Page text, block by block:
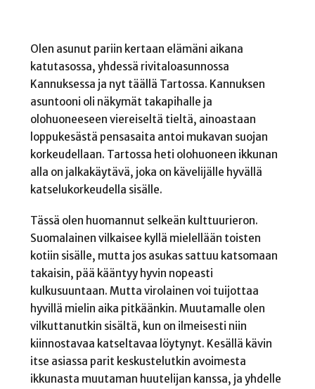
Olen asunut pariin kertaan elämäni aikana
katutasossa, yhdessä rivitaloasunnossa
Kannuksessa ja nyt täällä Tartossa. Kannuksen
asuntooni oli näkymät takapihalle ja
olohuoneeseen viereiseltä tieltä, ainoastaan
loppukesästä pensasaita antoi mukavan suojan
korkeudellaan. Tartossa heti olohuoneen ikkunan
alla on jalkakäytävä, joka on kävelijälle hyvällä
katselukorkeudella sisälle.
Tässä olen huomannut selkeän kulttuurieron.
Suomalainen vilkaisee kyllä mielellään toisten
kotiin sisälle, mutta jos asukas sattuu katsomaan
takaisin, pää kääntyy hyvin nopeasti
kulkusuuntaan. Mutta virolainen voi tuijottaa
hyvillä mielin aika pitkäänkin. Muutamalle olen
vilkuttanutkin sisältä, kun on ilmeisesti niin
kiinnostavaa katseltavaa löytynyt. Kesällä kävin
itse asiassa parit keskustelutkin avoimesta
ikkunasta muutaman huutelijan kanssa, ja yhdelle